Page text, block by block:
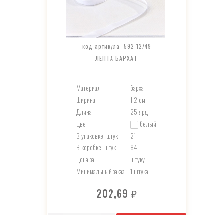
код артикула: 592-12/49
ЛЕНТА БАРХАТ
Материал
бархат
Ширина
1,2 см
Длина
25 ярд
Цвет
белый
В упаковке, штук
21
В коробке, штук
84
Цена за
штуку
Минимальный заказ
1 штука
202,69 ₽